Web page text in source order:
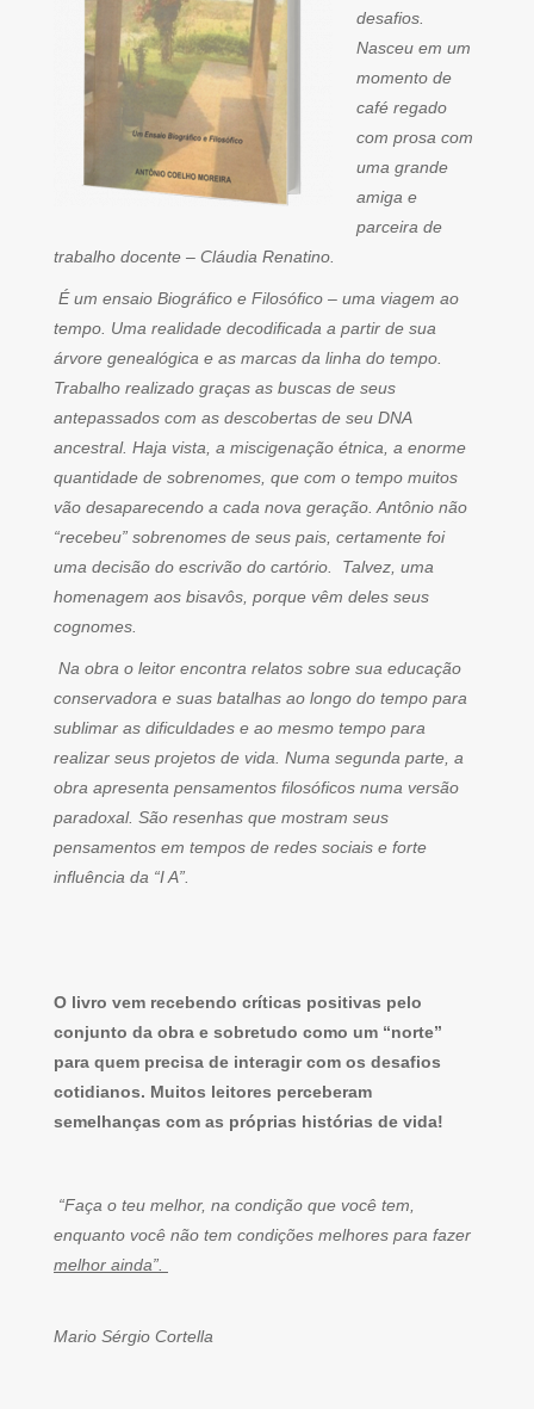
desafios.
Nasceu em um
momento de
café regado
com prosa com
uma grande
amiga e
parceira de
trabalho docente – Cláudia Renatino.
É um ensaio Biográfico e Filosófico – uma viagem ao
tempo. Uma realidade decodificada a partir de sua
árvore genealógica e as marcas da linha do tempo.
Trabalho realizado graças as buscas de seus
antepassados com as descobertas de seu DNA
ancestral. Haja vista, a miscigenação étnica, a enorme
quantidade de sobrenomes, que com o tempo muitos
vão desaparecendo a cada nova geração. Antônio não
“recebeu” sobrenomes de seus pais, certamente foi
uma decisão do escrivão do cartório. Talvez, uma
homenagem aos bisavôs, porque vêm deles seus
cognomes.
Na obra o leitor encontra relatos sobre sua educação
conservadora e suas batalhas ao longo do tempo para
sublimar as dificuldades e ao mesmo tempo para
realizar seus projetos de vida. Numa segunda parte, a
obra apresenta pensamentos filosóficos numa versão
paradoxal. São resenhas que mostram seus
pensamentos em tempos de redes sociais e forte
influência da “I A”.
O livro vem recebendo críticas positivas pelo
conjunto da obra e sobretudo como um “norte”
para quem precisa de interagir com os desafios
cotidianos. Muitos leitores perceberam
semelhanças com as próprias histórias de vida!
“Faça o teu melhor, na condição que você tem,
enquanto você não tem condições melhores para fazer
melhor ainda”.
Mario Sérgio Cortella